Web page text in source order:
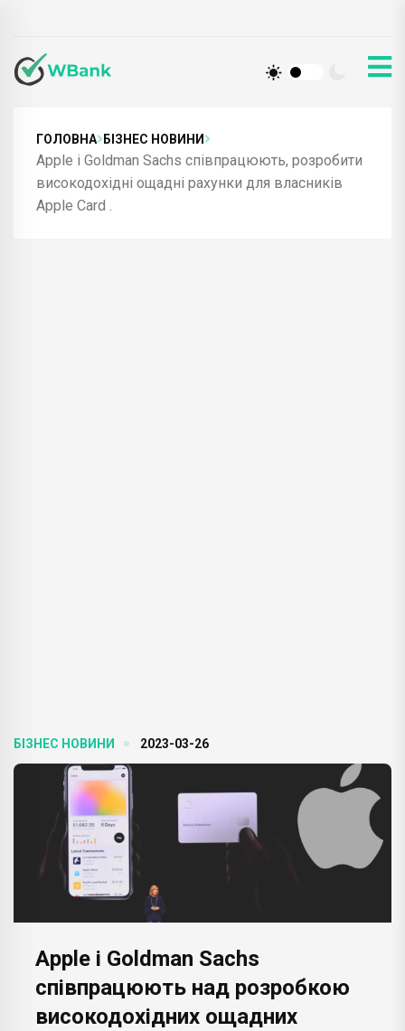
ГОЛОВНА БІЗНЕС НОВИНИ
Apple і Goldman Sachs співпрацюють, розробити
високодохідні ощадні рахунки для власників
Apple Card .
БІЗНЕС НОВИНИ 2023-03-26
Apple і Goldman Sachs
співпрацюють над розробкою
високодохідних ощадних